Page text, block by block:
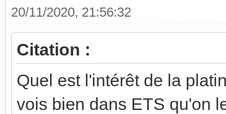
20/11/2020, 21:56:32
Citation :
Quel est l'intérêt de la
vois bien dans ETS qu'on